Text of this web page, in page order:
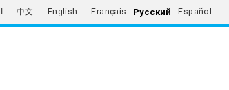
中文 English Français Русский Español